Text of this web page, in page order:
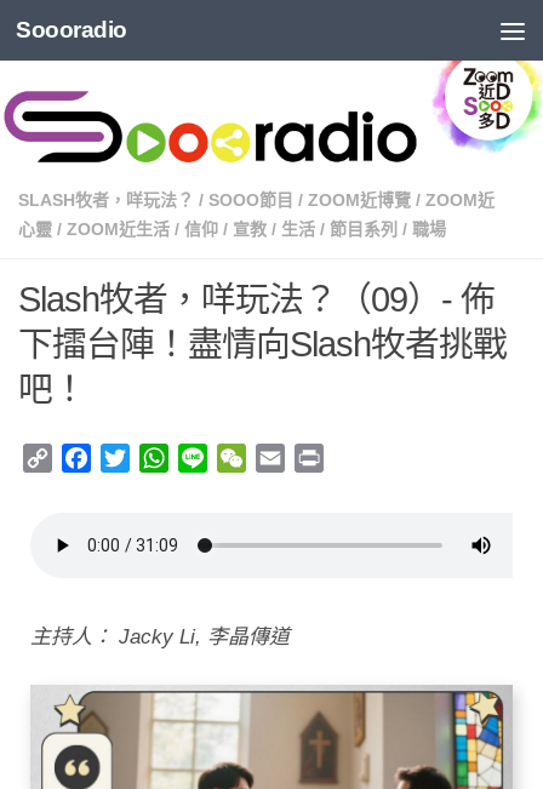
Soooradio
SLASH牧者，咩玩法？ / SOOO節目 / ZOOM近博覽 / ZOOM近
心靈 / ZOOM近生活 / 信仰 / 宣教 / 生活 / 節目系列 / 職場
Slash牧者，咩玩法？（09）- 佈
下擂台陣！盡情向Slash牧者挑戰
吧！
Copy
Facebook
TwitterWhatsApp
Line WeChat
Email
主持人： Jacky Li, 李晶傳道